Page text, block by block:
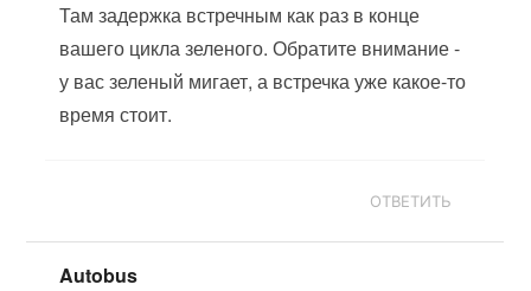
Там задержка встречным как раз в конце
вашего цикла зеленого. Обратите внимание -
у вас зеленый мигает, а встречка уже какое-то
время стоит.
ОТВЕТИТЬ
Autobus